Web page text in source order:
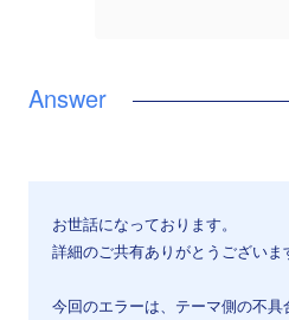
お世話になっております。
詳細のご共有ありがとうございま
今回のエラーは、テーマ側の不具